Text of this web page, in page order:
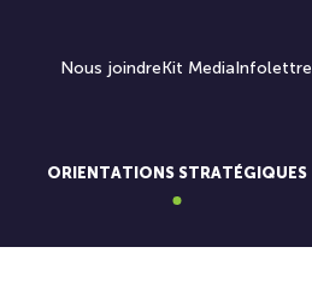
Nous joindreKit MediaInfolettre
ORIENTATIONS STRATÉGIQUES